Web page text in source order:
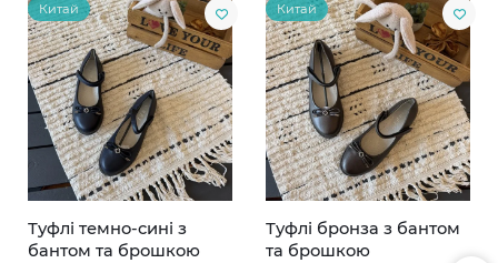
Китай
Туфлі темно-сині з
бантом та брошкою
Китай
Туфлі бронза з бантом
та брошкою